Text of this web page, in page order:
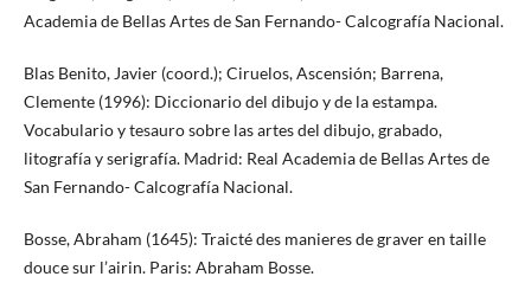
Academia de Bellas Artes de San Fernando- Calcografía Nacional.
Blas Benito, Javier (coord.); Ciruelos, Ascensión; Barrena,
Clemente (1996): Diccionario del dibujo y de la estampa.
Vocabulario y tesauro sobre las artes del dibujo, grabado,
litografía y serigrafía. Madrid: Real Academia de Bellas Artes de
San Fernando- Calcografía Nacional.
Bosse, Abraham (1645): Traicté des manieres de graver en taille
douce sur l’airin. Paris: Abraham Bosse.